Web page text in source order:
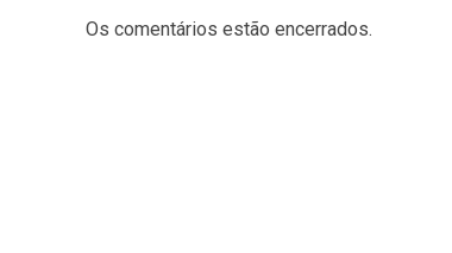
Os comentários estão encerrados.